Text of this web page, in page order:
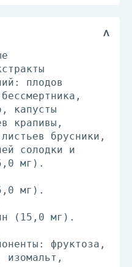
плодов
капусты
крапивы,
брусники,
солодки и
мг).
мг).
(15,0 мг).
фруктоза,
изомальт,